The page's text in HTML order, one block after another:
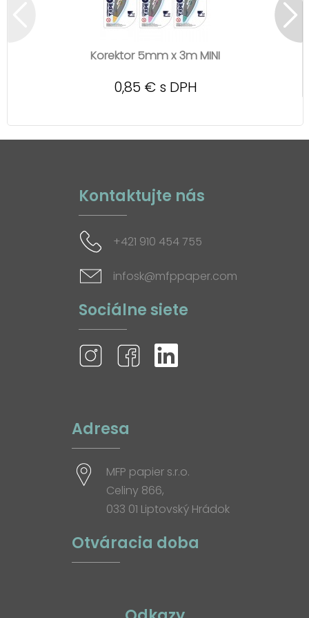
Korektor 5mm x 3m MINI
0,85 € s DPH
Kontaktujte nás
+421 910 454 755
infosk@mfppaper.com
Sociálne siete
Adresa
MFP papier s.r.o.
Celiny 866,
033 01 Liptovský Hrádok
Otváracia doba